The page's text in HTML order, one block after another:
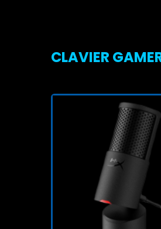
CLAVIER